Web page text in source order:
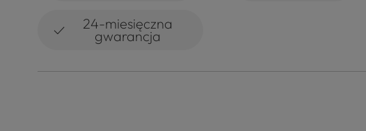
✓ 24-miesięczna
gwarancja